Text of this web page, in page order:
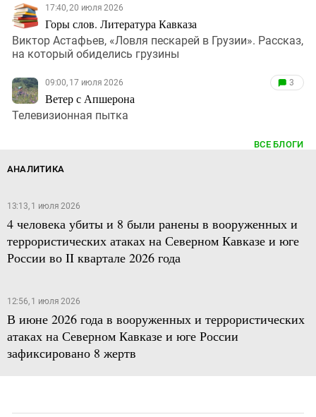
17:40, 20 июля 2026
Горы слов. Литература Кавказа
Виктор Астафьев, «Ловля пескарей в Грузии». Рассказ,
на который обиделись грузины
09:00, 17 июля 2026
Ветер с Апшерона
3
Телевизионная пытка
ВСЕ БЛОГИ
АНАЛИТИКА
13:13, 1 июля 2026
4 человека убиты и 8 были ранены в вооруженных и
террористических атаках на Северном Кавказе и юге
России во II квартале 2026 года
12:56, 1 июля 2026
В июне 2026 года в вооруженных и террористических
атаках на Северном Кавказе и юге России
зафиксировано 8 жертв